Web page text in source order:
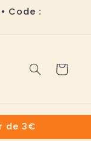
Code :
Panier
de 3€